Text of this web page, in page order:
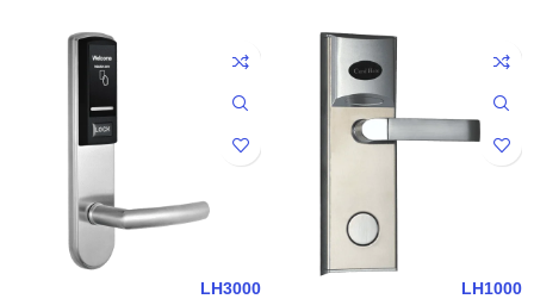
LH1000
LH3000